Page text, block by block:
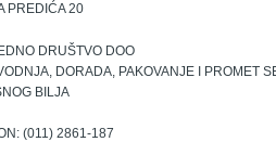
PREDIĆA 20
DRUŠTVO DOO
DORADA, PAKOVANJE I PROMET
BILJA
(011) 2861-187